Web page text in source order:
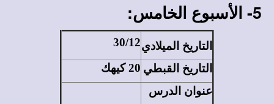
5- الأسبوع الخامس:
التاريخ الميلادي30/12
التاريخ القبطي 20 كيهك
عنوان الدرس